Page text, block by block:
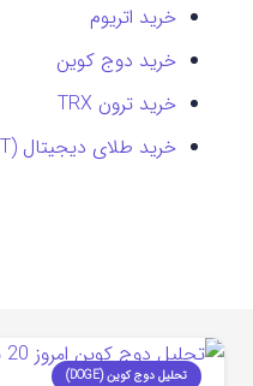
خرید اتریوم
خرید دوج کوین
خرید ترون TRX
خرید طلای دیجیتال (XAUT)
تحلیل دوج کوین (DOGE)